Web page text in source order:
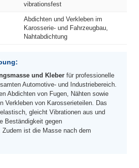
vibrationsfest
Abdichten und Verkleben im
Karosserie- und Fahrzeugbau,
Nahtabdichtung
und Kleber für professionelle
Automotive- und Industriebereich.
Abdichten von Fugen, Nähten sowie
Verkleben von Karosserieteilen. Das
gleicht Vibrationen aus und
Beständigkeit gegen
ist die Masse nach dem